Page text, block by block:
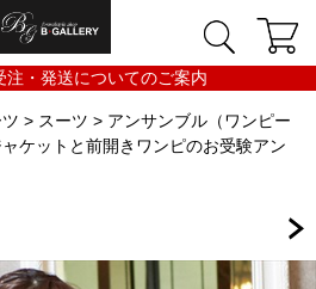
注・発送についてのご案内
> スーツ > アンサンブル（ワンピー
ケットと前開きワンピのお受験アン